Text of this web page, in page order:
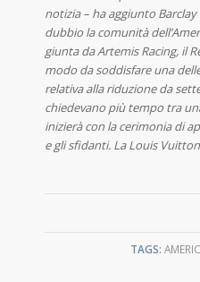
notizia – ha aggiunto
dubbio la comunità
giunta da Artemis Racing, il
modo da soddisfare una
relativa alla riduzione da
chiedevano più tempo tra
inizierà con la cerimonia di
e gli sfidanti. La Louis Vuitton
TAGS: